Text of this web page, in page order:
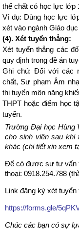
thể chất có học lực lớp
Ví dụ: Dùng học lực
xét vào ngành Giáo
(4). Xét tuyển thẳng:
Xét tuyển thẳng các
quy định trong đề án
Ghi chú: Đối với các
chất, Sư phạm Âm
thi tuyển môn năng
THPT hoặc điểm học
tuyển.
Trường Đại học Hùng
cho sinh viên sau khi
khác (chi tiết xin xem
Để có được sự tư vấn
thoại: 0918.254.788
Link đăng ký xét
https://forms.gle/
Chúc các bạn có sự